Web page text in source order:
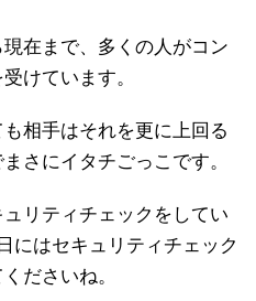
在まで、多くの人がコン
けています。
相手はそれを更に上回る
さにイタチごっこです。
リティチェックをしてい
にはセキュリティチェック
ださいね。